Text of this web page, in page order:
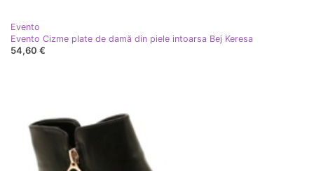
Evento
Evento Cizme plate de damă din piele intoarsa Bej Keresa
54,60 €